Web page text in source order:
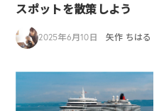
スポットを散策しよう
2025年6月10日 矢作 ちはる